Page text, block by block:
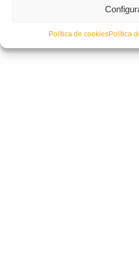
Política de cookiesPolítica